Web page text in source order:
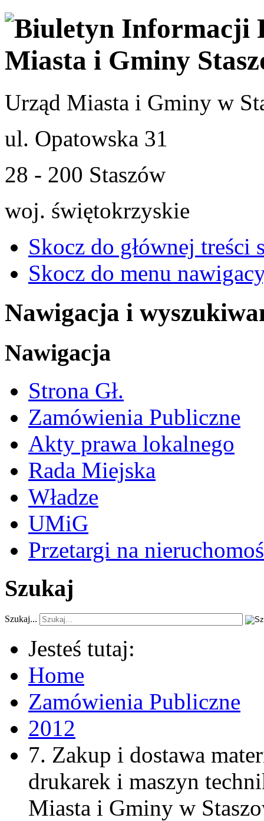
Urząd Miasta i Gminy w
ul. Opatowska 31
28 - 200 Staszów
woj. świętokrzyskie
Skocz do głównej treści
Skocz do menu
Nawigacja i
Nawigacja
Strona Gł.
Zamówienia Publiczne
Akty prawa lokalnego
Rada Miejska
Władze
UMiG
Przetargi na
Szukaj
Szukaj...
Jesteś tutaj:
Home
Zamówienia Publiczne
2012
7. Zakup i dostawa
drukarek i maszyn
Miasta i Gminy w